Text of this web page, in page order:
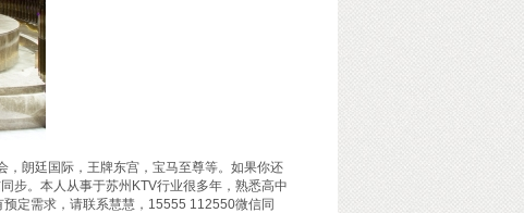
朗廷国际，王牌东宫，宝马至尊等。如果你还
步。本人从事于苏州KTV行业很多年，熟悉高中
定需求，请联系慧慧，15555 112550微信同